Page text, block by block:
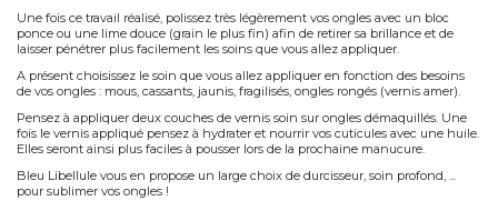
Une fois ce travail réalisé, polissez très légèrement vos ongles avec un bloc
ponce ou une lime douce (grain le plus fin) afin de retirer sa brillance et de
laisser pénétrer plus facilement les soins que vous allez appliquer.
A présent choisissez le soin que vous allez appliquer en fonction des besoins
de vos ongles : mous, cassants, jaunis, fragilisés, ongles rongés (vernis amer).
Pensez à appliquer deux couches de vernis soin sur ongles démaquillés. Une
fois le vernis appliqué pensez à hydrater et nourrir vos cuticules avec une huile.
Elles seront ainsi plus faciles à pousser lors de la prochaine manucure.
Bleu Libellule vous en propose un large choix de durcisseur, soin profond, ...
pour sublimer vos ongles !